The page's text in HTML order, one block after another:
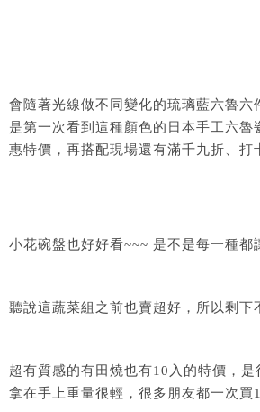
會隨著光線做不同變化的琉璃藍六魯六
是第一次看到這種顏色的日本手工六魯
惠特價，再搭配現場還有滿千九折、打
小花碗盤也好好看~~~ 是不是每一種都
聽說這蔬菜組之前也賣超好，所以剩下
超有質感的有田燒也有10入的特價，是
拿在手上重量很輕，很多朋友都一次買